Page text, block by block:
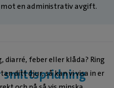
en administrativ avgift.
smittspridning
feber eller klåda? Ring
ditt djur, så kan vi visa in er